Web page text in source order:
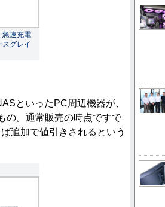
急速充電
グレイ
といったPC周辺機器が、
の。通常販売の時点ですで
追加で値引きされるという